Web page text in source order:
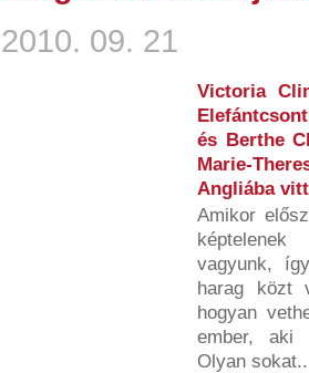
2010. 09. 21
Victoria
és Berthe
Marie-
Angliába
Amikor
vagyunk,
harag közt
hogyan
ember, aki
Olyan